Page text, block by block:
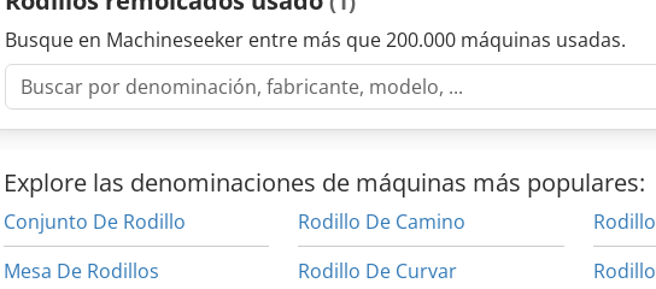
Busque en Machineseeker entre más que 200.000 máquinas usadas.
Explore las denominaciones de máquinas más populares:
Conjunto De Rodillo
Mesa De Rodillos
Rodillo De Camino
Rodillo De Curvar